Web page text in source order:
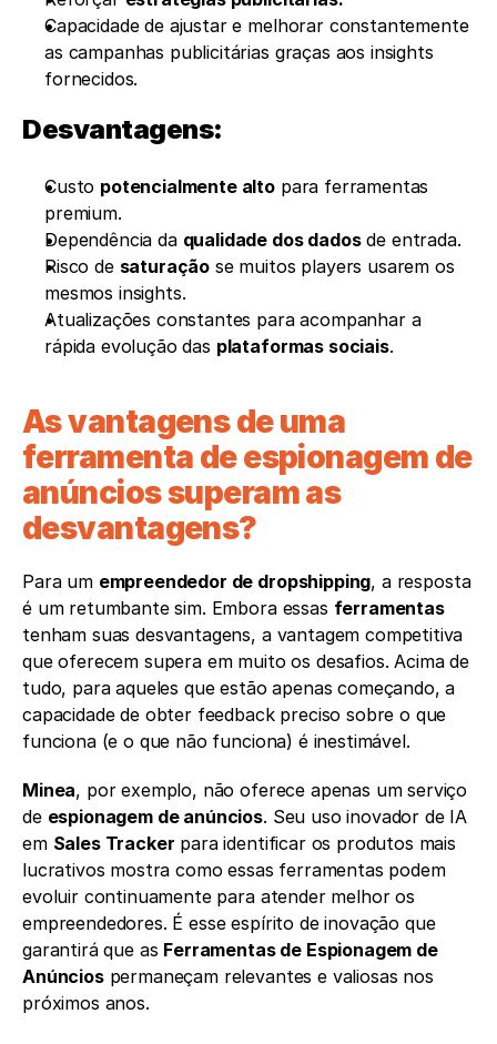
Capacidade de ajustar e melhorar constantemente
as campanhas publicitárias graças aos insights
fornecidos.
Desvantagens:
Custo potencialmente alto para ferramentas
premium.
Dependência da qualidade dos dados de entrada.
Risco de saturação se muitos players usarem os
mesmos insights.
Atualizações constantes para acompanhar a
rápida evolução das plataformas sociais.
As vantagens de uma
ferramenta de espionagem de
anúncios superam as
desvantagens?
Para um empreendedor de dropshipping, a resposta
é um retumbante sim. Embora essas ferramentas
tenham suas desvantagens, a vantagem competitiva
que oferecem supera em muito os desafios. Acima de
tudo, para aqueles que estão apenas começando, a
capacidade de obter feedback preciso sobre o que
funciona (e o que não funciona) é inestimável.
Minea, por exemplo, não oferece apenas um serviço
de espionagem de anúncios. Seu uso inovador de IA
em Sales Tracker para identificar os produtos mais
lucrativos mostra como essas ferramentas podem
evoluir continuamente para atender melhor os
empreendedores. É esse espírito de inovação que
garantirá que as Ferramentas de Espionagem de
Anúncios permaneçam relevantes e valiosas nos
próximos anos.